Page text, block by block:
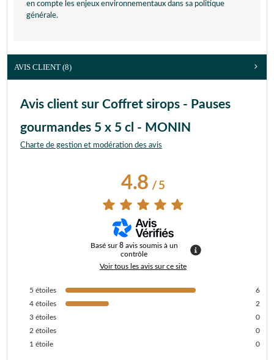
en compte les enjeux environnementaux dans sa politique
générale.
AVIS CLIENT (8)
Avis client sur Coffret sirops - Pauses
gourmandes 5 x 5 cl - MONIN
Charte de gestion et modération des avis
4.8/ 5
Basé sur8 avis soumis à un
contrôle
Voir tous les avis sur ce site
5 étoiles
6
4 étoiles
2
3 étoiles
0
2 étoiles
0
1 étoile 0